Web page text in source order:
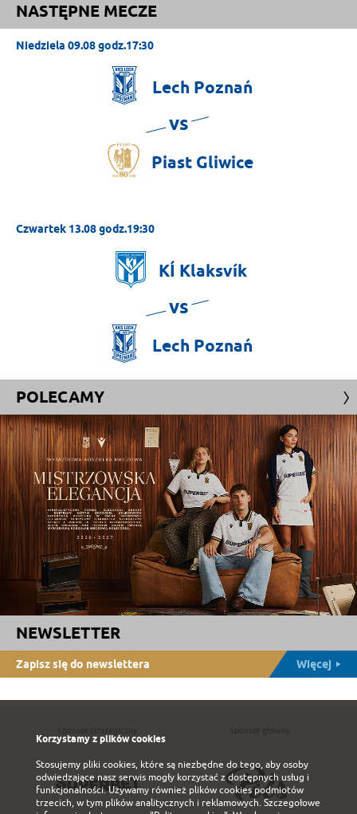
NASTĘPNE MECZE
Niedziela 09.08 godz.17:30
Lech Poznań
vs
Piast Gliwice
Czwartek 13.08 godz.19:30
KÍ Klaksvík
vs
Lech Poznań
POLECAMY
NEWSLETTER
Zapisz się do newslettera Więcej
Korzystamy z plików cookies
Stosujemy pliki cookies, które są niezbędne do tego, aby osoby
odwiedzające nasz serwis mogły korzystać z dostępnych usług i
funkcjonalności. Używamy również plików cookies podmiotów
trzecich, w tym plików analitycznych i reklamowych. Szczegołowe